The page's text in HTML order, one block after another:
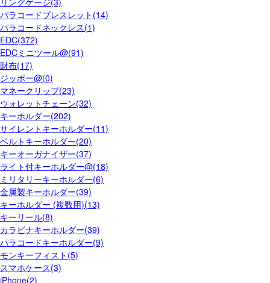
パラコードブレスレット(14)
パラコードネックレス(1)
EDC(372)
EDCミニツール@(91)
財布(17)
ジッポー@(0)
マネークリップ(23)
ウォレットチェーン(32)
キーホルダー(202)
サイレントキーホルダー(11)
ベルトキーホルダー(20)
キーオーガナイザー(37)
ライト付キーホルダー@(18)
ミリタリーキーホルダー(6)
金属製キーホルダー(39)
キーホルダー (複数用)(13)
キーリール(8)
カラビナキーホルダー(39)
パラコードキーホルダー(9)
モンキーフィスト(5)
スマホケース(3)
iPhone(2)